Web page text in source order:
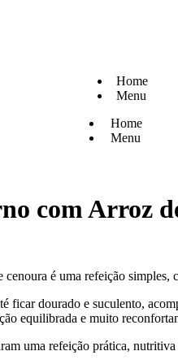
Home
Menu
Home
Menu
com Arroz
é uma refeição simples,
ficar dourado e suculento,
equilibrada e muito
uma refeição prática,